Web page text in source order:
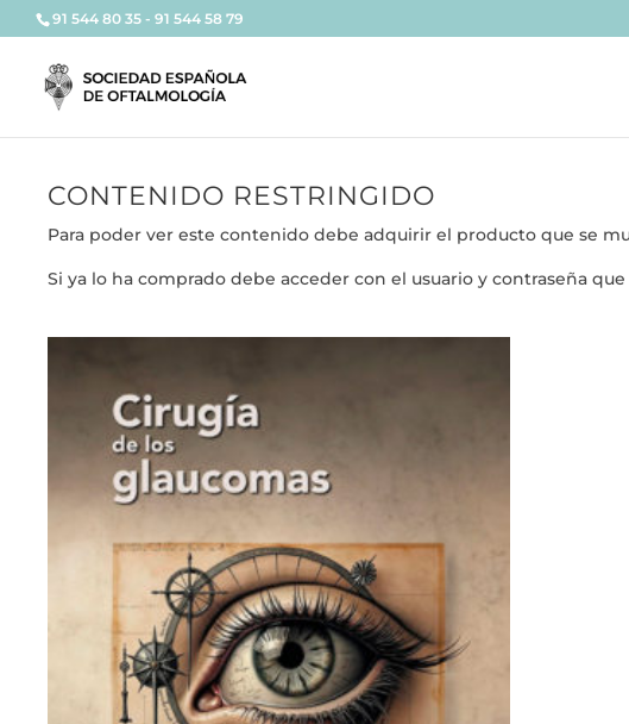
91 544 80 35 - 91 544 58 79
CONTENIDO RESTRINGIDO
Para poder ver este contenido debe adquirir el producto que se
Si ya lo ha comprado debe acceder con el usuario y contraseña